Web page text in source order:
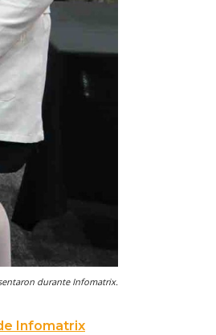
durante Infomatrix.
Infomatrix